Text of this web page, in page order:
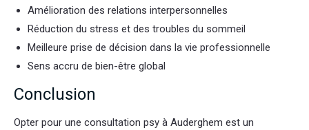
Amélioration des relations interpersonnelles
Réduction du stress et des troubles du sommeil
Meilleure prise de décision dans la vie professionnelle
Sens accru de bien-être global
Conclusion
Opter pour une consultation psy à Auderghem est un